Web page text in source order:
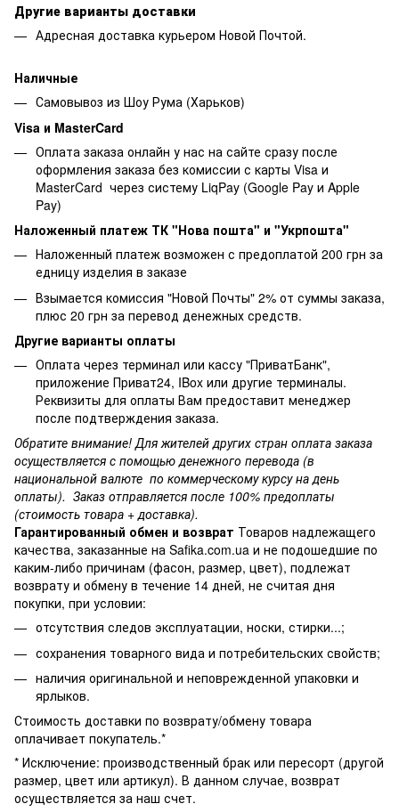
Другие варианты доставки
Адресная доставка курьером Новой Почтой.
Наличные
Самовывоз из Шоу Рума (Харьков)
Visa и MasterCard
Оплата заказа онлайн у нас на сайте сразу после
оформления заказа без комиссии с карты Visa и
MasterCard через систему LiqPay (Google Pay и Apple
Pay)
Наложенный платеж ТК "Нова пошта" и "Укрпошта"
Наложенный платеж возможен с предоплатой 200 грн за
едницу изделия в заказе
Взымается комиссия "Новой Почты" 2% от суммы заказа,
плюс 20 грн за перевод денежных средств.
Другие варианты оплаты
Оплата через терминал или кассу "ПриватБанк",
приложение Приват24, IBox или другие терминалы.
Реквизиты для оплаты Вам предоставит менеджер
после подтверждения заказа.
Обратите внимание! Для жителей других стран оплата заказа
осуществляется с помощью денежного перевода (в
национальной валюте по коммерческому курсу на день
оплаты). Заказ отправляется после 100% предоплаты
(стоимость товара + доставка).
Гарантированный обмен и возврат Товаров надлежащего
качества, заказанные на Safika.com.ua и не подошедшие по
каким-либо причинам (фасон, размер, цвет), подлежат
возврату и обмену в течение 14 дней, не считая дня
покупки, при условии:
отсутствия следов эксплуатации, носки, стирки...;
сохранения товарного вида и потребительских свойств;
наличия оригинальной и неповрежденной упаковки и
ярлыков.
Стоимость доставки по возврату/обмену товара
оплачивает покупатель.*
* Исключение: производственный брак или пересорт (другой
размер, цвет или артикул). В данном случае, возврат
осуществляется за наш счет.